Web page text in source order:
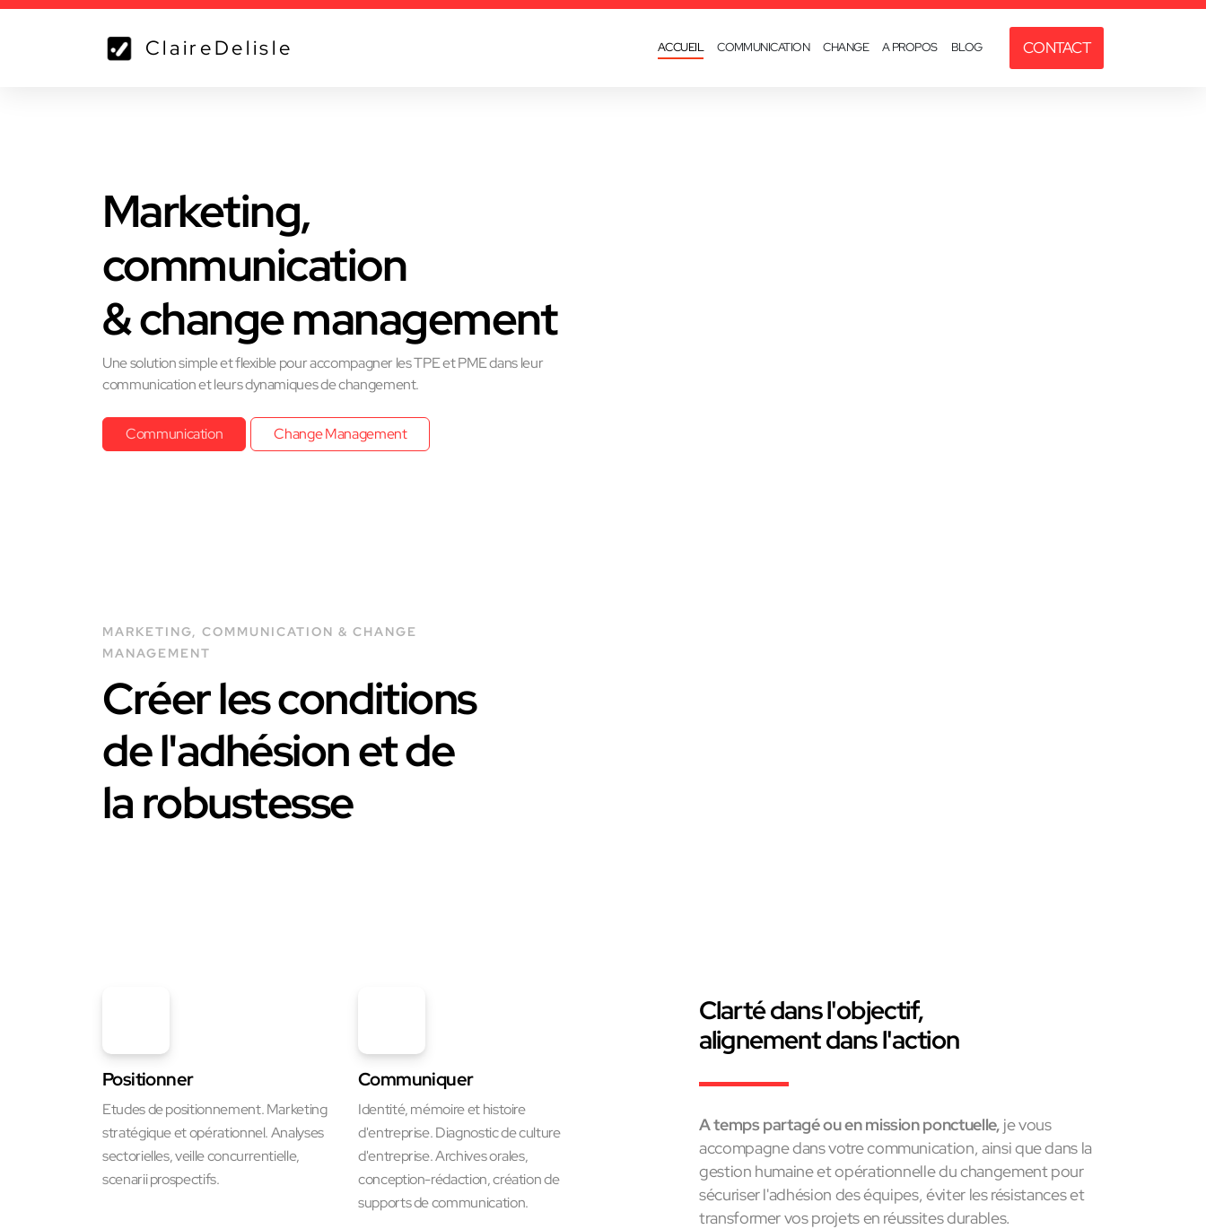
C l a i r e D e l i s l e ACCUEIL COMMUNICATION CHANGE A PROPOS BLOG CONTACT
Marketing,
communication
& change management
Une solution simple et flexible pour accompagner les TPE et PME dans leur
communication et leurs dynamiques de changement.
Communication Change Management
MARKETING, COMMUNICATION & CHANGE
MANAGEMENT
Créer les conditions
de l'adhésion et de
la robustesse
Positionner
Etudes de positionnement. Marketing
stratégique et opérationnel. Analyses
sectorielles, veille concurrentielle,
scenarii prospectifs.
Communiquer
Identité, mémoire et histoire
d'entreprise. Diagnostic de culture
d'entreprise. Archives orales,
conception-rédaction, création de
supports de communication.
Clarté dans l'objectif,
alignement dans l'action
A temps partagé ou en mission ponctuelle, je vous
accompagne dans votre communication, ainsi que dans la
gestion humaine et opérationnelle du changement pour
sécuriser l'adhésion des équipes, éviter les résistances et
transformer vos projets en réussites durables.